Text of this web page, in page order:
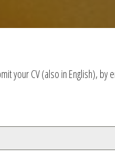
your CV (also in English),